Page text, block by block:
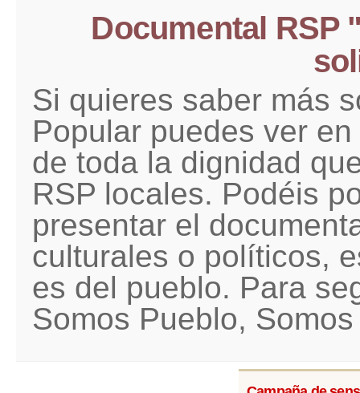
Documental RSP
Si quieres saber más
Popular puedes ver
de toda la dignidad
RSP locales. Podéis
presentar el
culturales o políticos,
es del pueblo. Para
Somos Pueblo,